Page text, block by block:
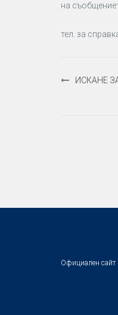
на
тел. за
ИСКАНЕ
Официален сайт